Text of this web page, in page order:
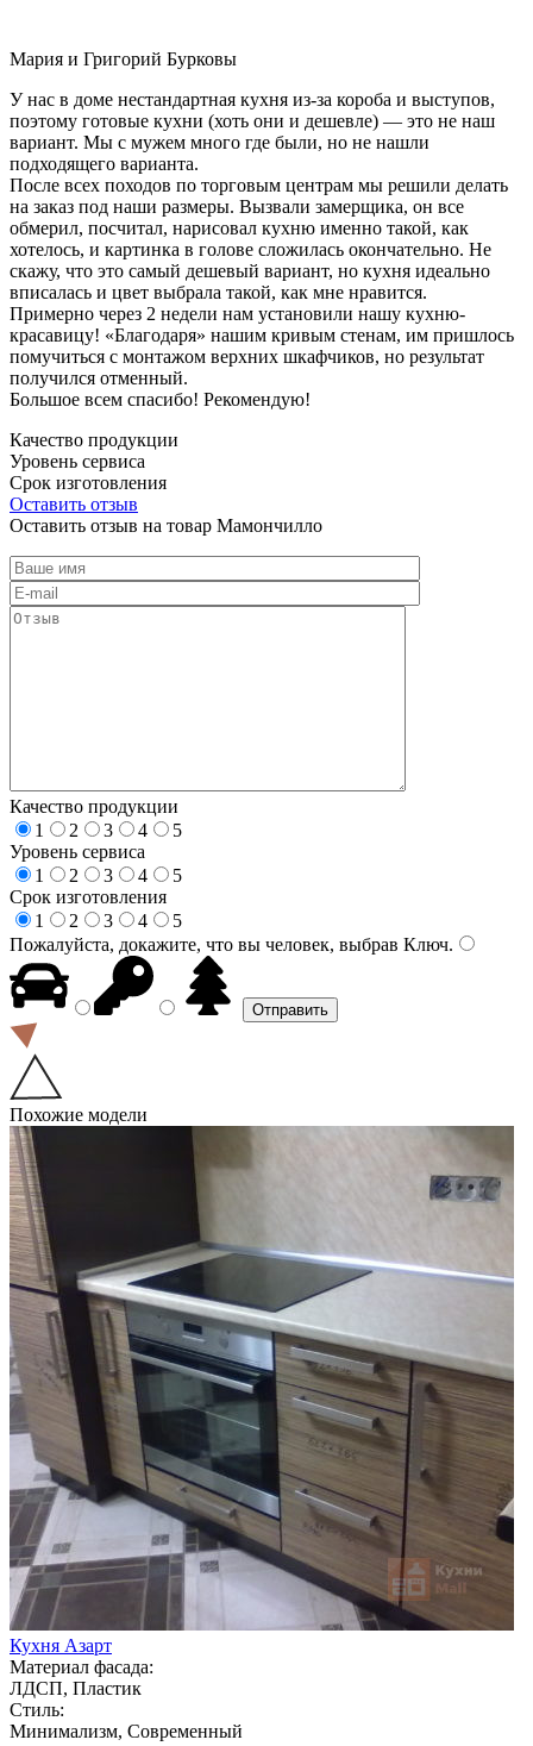
Мария и Григорий Бурковы
У нас в доме нестандартная кухня из-за короба и выступов,
поэтому готовые кухни (хоть они и дешевле) — это не наш
вариант. Мы с мужем много где были, но не нашли
подходящего варианта.
После всех походов по торговым центрам мы решили делать
на заказ под наши размеры. Вызвали замерщика, он все
обмерил, посчитал, нарисовал кухню именно такой, как
хотелось, и картинка в голове сложилась окончательно. Не
скажу, что это самый дешевый вариант, но кухня идеально
вписалась и цвет выбрала такой, как мне нравится.
Примерно через 2 недели нам установили нашу кухню-
красавицу! «Благодаря» нашим кривым стенам, им пришлось
помучиться с монтажом верхних шкафчиков, но результат
получился отменный.
Большое всем спасибо! Рекомендую!
Качество продукции
Уровень сервиса
Срок изготовления
Оставить отзыв
Оставить отзыв на товар Мамончилло
Качество продукции
1
2 3 4
5
Уровень сервиса
1
2 3 4
5
Срок изготовления
1
2 3 4
5
Пожалуйста, докажите, что вы человек, выбрав Ключ.
Похожие модели
Кухня Азарт
Материал фасада:
ЛДСП, Пластик
Стиль:
Минимализм, Современный